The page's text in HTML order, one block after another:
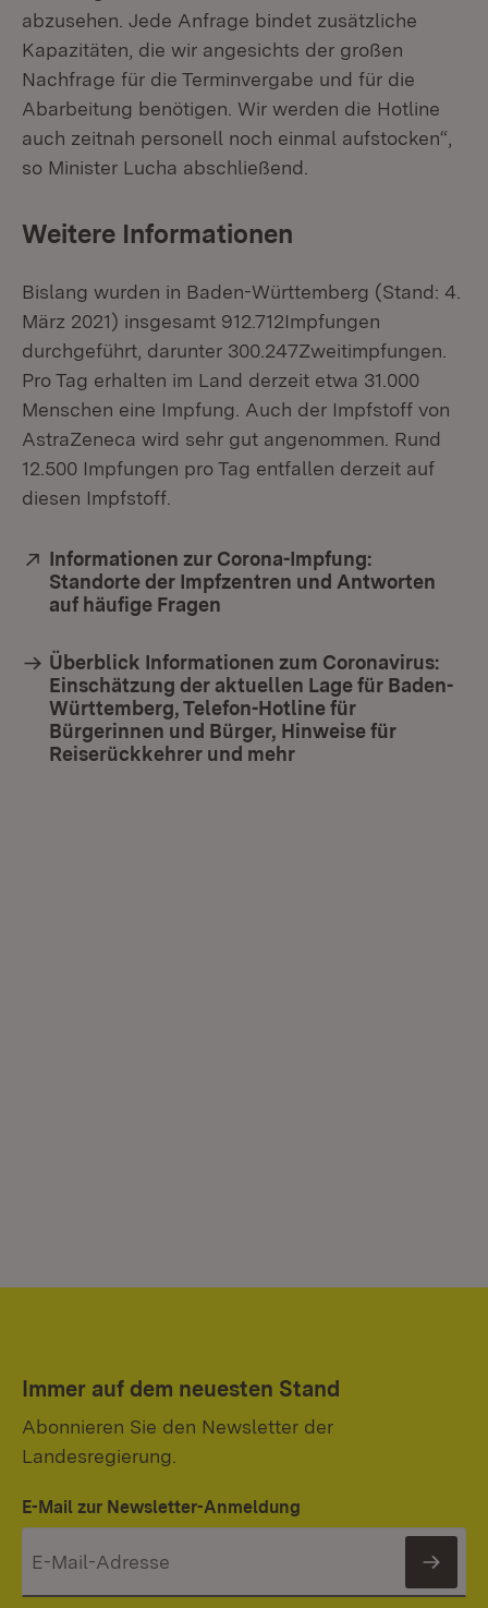
abzusehen. Jede Anfrage bindet zusätzliche
Kapazitäten, die wir angesichts der großen
Nachfrage für die Terminvergabe und für die
Abarbeitung benötigen. Wir werden die Hotline
auch zeitnah personell noch einmal aufstocken“,
so Minister Lucha abschließend.
Weitere Informationen
Bislang wurden in Baden-Württemberg (Stand: 4.
März 2021) insgesamt 912.712Impfungen
durchgeführt, darunter 300.247Zweitimpfungen.
Pro Tag erhalten im Land derzeit etwa 31.000
Menschen eine Impfung. Auch der Impfstoff von
AstraZeneca wird sehr gut angenommen. Rund
12.500 Impfungen pro Tag entfallen derzeit auf
diesen Impfstoff.
Extern:
Informationen zur Corona-Impfung:
Standorte der Impfzentren und Antworten
auf häufige Fragen
Überblick Informationen zum Coronavirus:
Einschätzung der aktuellen Lage für Baden-
Württemberg, Telefon-Hotline für
Bürgerinnen und Bürger, Hinweise für
Reiserückkehrer und mehr
Immer auf dem neuesten Stand
Abonnieren Sie den Newsletter der
Landesregierung.
E-Mail zur Newsletter-Anmeldung